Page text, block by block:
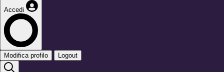
Accedi
Modifica profilo Logout